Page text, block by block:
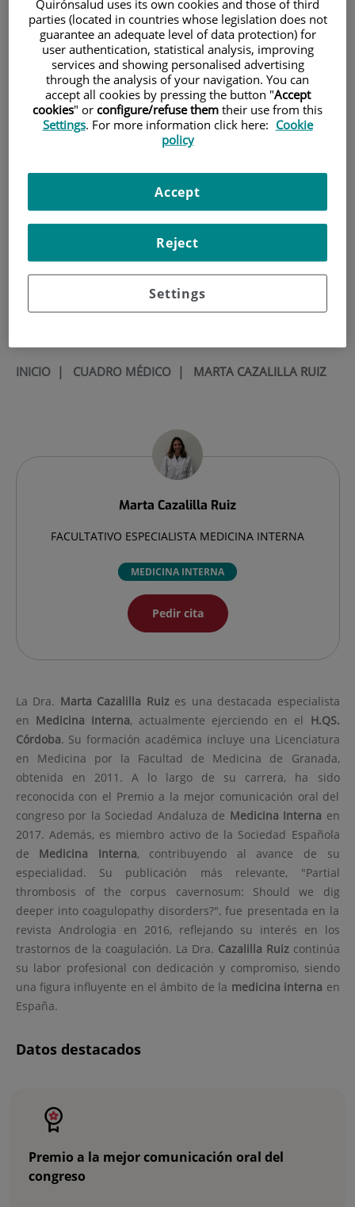
Pacientes y visitantes
Cartera de servicios
Teléfono de atención al usuario
900 301 013
INICIO| CUADRO MÉDICO| MARTA CAZALILLA RUIZ
Marta Cazalilla Ruiz
FACULTATIVO ESPECIALISTA MEDICINA INTERNA
MEDICINA INTERNA
Pedir cita
La Dra. Marta Cazalilla Ruizes una destacada especialista
en Medicina Interna, actualmente ejerciendo en el H.QS.
Córdoba. Su formación académica incluye una Licenciatura
en Medicina por la Facultad de Medicina de Granada,
obtenida en 2011. A lo largo de su carrera, ha sido
reconocida con el Premio a la mejor comunicación oral del
congreso por la Sociedad Andaluza de Medicina Interna en
2017. Además, es miembro activo de la Sociedad Española
de Medicina Interna, contribuyendo al avance de su
especialidad. Su publicación más relevante, "Partial
thrombosis of the corpus cavernosum: Should we dig
deeper into coagulopathy disorders?", fue presentada en la
revista Andrologia en 2016, reflejando su interés en los
trastornos de la coagulación. La Dra. Cazalilla Ruizcontinúa
su labor profesional con dedicación y compromiso, siendo
una figura influyente en el ámbito de la medicina interna en
España.
Datos destacados
diapositivas:
Premio a la mejor comunicación oral del
congreso
Quirónsalud uses its own cookies and those of third
parties (located in countries whose legislation does not
guarantee an adequate level of data protection) for
user authentication, statistical analysis, improving
services and showing personalised advertising
through the analysis of your navigation. You can
accept all cookies by pressing the button "Accept
cookies" or configure/refuse them their use from this
Settings. For more information click here: Cookie
policy
Settings
Reject
Accept